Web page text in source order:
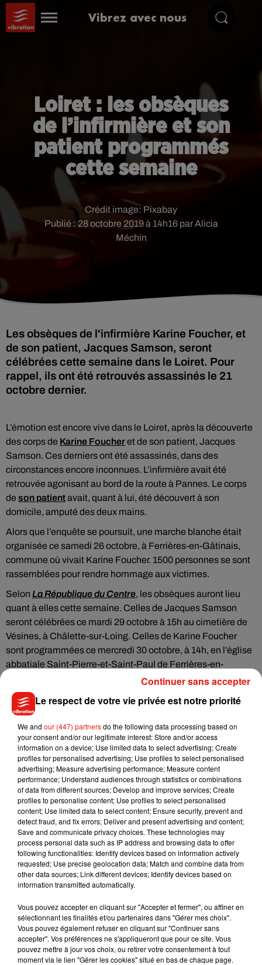
Vibrez avec nous
Loiret : les obsèques
de l’infirmière et son
patient programmés
cette semaine
Publié : 28 octobre 2019 à 14h16 par Alicia
Méchin
Crédit image: Pixabay
Les obsèques de l'infirmière Karine Foucher, et
de son patient, Jacques Samson, seront
célébrées cette semaine dans le Loiret. Pour
rappel, ils ont été retrouvés assassinés le 21
octobre dernier.
L’émotion est encore vive dans le Loiret, après la découverte
des corps de Karine Foucheret de son patient, Jacques
Samson. Ces derniers ont été assassinés, dans des
circonstances encore inconnues. L’infirmière avait été
retrouvée agonisant au bord de la route à Pannes. Le corps
de son patientavait, quant à lui, été découvert à son
domicile, amputé des deux mains.
Alors que l’enquête se poursuit, une marche blanche était
organisée ce samedi 26 octobre, à Ferrières-en-Gâtinais,
commune où vivait Karine Foucher. 1500 personnes se sont
rassemblées pour rendre hommage aux victimes.
Selon La République du Centre, les obsèques auront lieu
quant à elles cette semaine. Celles de Jacques Samson
seront célébrées ce mardi 29 octobre à 15h au cimetière de
Vésines, à Châlette-sur-Loing. Celles de Karine Foucher
sont programmées ce mercredi 30 octobre, à 14h, en l’église
abbatiale Saint-Pierre-et-Saint-Paul de Ferrières-en-
Musique
5 août 2026
Benny Blanco invite Selena Gomez et
Becky G sur son nouveau single
4 août 2026
Tiny Desk invite Charlie Puth pour une
live session solaire
4 août 2026
Ariana Grande prendra une pause après
sa tournée mondiale
Le respect de votre vie privée est notre priorité
We and our (447) partnersdo the following data processing based on
your consent and/or our legitimate interest: Store and/or access
information on a device; Use limited data to select advertising; Create
profiles for personalised advertising; Use profiles to select personalised
advertising; Measure advertising performance; Measure content
performance; Understand audiences through statistics or combinations
of data from different sources; Develop and improve services; Create
profiles to personalise content; Use profiles to select personalised
content; Use limited data to select content; Ensure security, prevent and
detect fraud, and fix errors; Deliver and present advertising and content;
Save and communicate privacy choices. These technologies may
process personal data such as IP address and browsing data to offer
following functionalities: Identify devices based on information actively
requested; Use precise geolocation data; Match and combine data from
other data sources; Link different devices; Identify devices based on
information transmitted automatically.
Vous pouvez accepter en cliquant sur "Accepter et fermer", ou affiner en
sélectionnant les finalités et/ou partenaires dans "Gérer mes choix".
Vous pouvez également refuser en cliquant sur "Continuer sans
accepter". Vos préférences ne s'appliqueront que pour ce site. Vous
pouvez mettre à jour vos choix, ou retirer votre consentement à tout
moment via le lien "Gérer les cookies" situé en bas de chaque page.
Continuer sans accepter